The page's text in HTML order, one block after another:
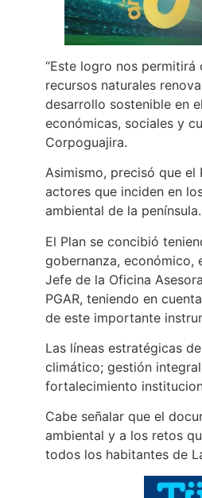
“Este logro nos
recursos naturales
desarrollo sostenible en
económicas, sociales y
Corpoguajira.
Asimismo, precisó que
actores que inciden en
ambiental de la península.
El Plan se concibió
gobernanza, económico,
Jefe de la Oficina
PGAR, teniendo en
de este importante
Las líneas estratégicas
climático; gestión
fortalecimiento
Cabe señalar que el
ambiental y a los retos
todos los habitantes de